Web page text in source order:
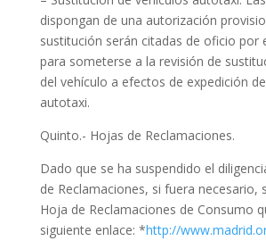
dispongan de una autorización
sustitución serán citadas de oficio por
para someterse a la revisión de
del vehículo a efectos de expedición
autotaxi.
Quinto.- Hojas de Reclamaciones.
Dado que se ha suspendido el
de Reclamaciones, si fuera necesario,
Hoja de Reclamaciones de Consumo
siguiente enlace: *http://